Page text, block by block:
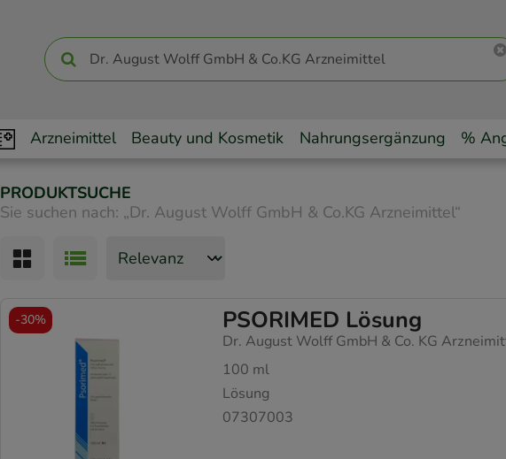
Arzneimittel Beauty und Kosmetik Nahrungsergänzung %
PRODUKTSUCHE
Sie suchen nach: „Dr. August Wolff GmbH & Co.KG Arzneimittel“
PSORIMED Lösung
Dr. August Wolff GmbH & Co. KG
100 ml
Lösung
07307003
-30%